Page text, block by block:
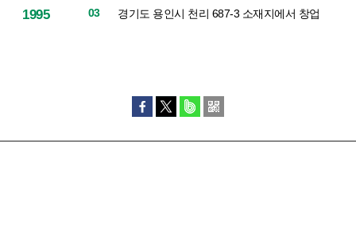
1995 03 경기도 용인시 천리 687-3 소재지에서 창업